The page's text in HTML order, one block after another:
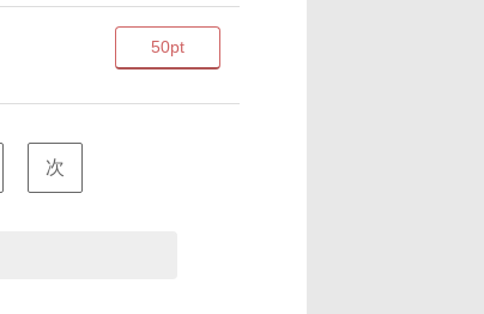
50pt
次